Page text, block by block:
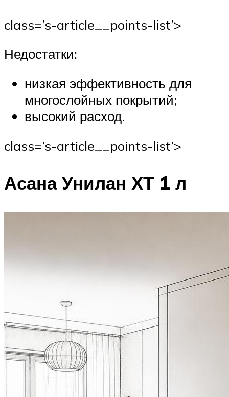
class=’s-article__points-list’>
Недостатки:
низкая эффективность для
многослойных покрытий;
высокий расход.
class=’s-article__points-list’>
Асана Унилан ХТ 1 л